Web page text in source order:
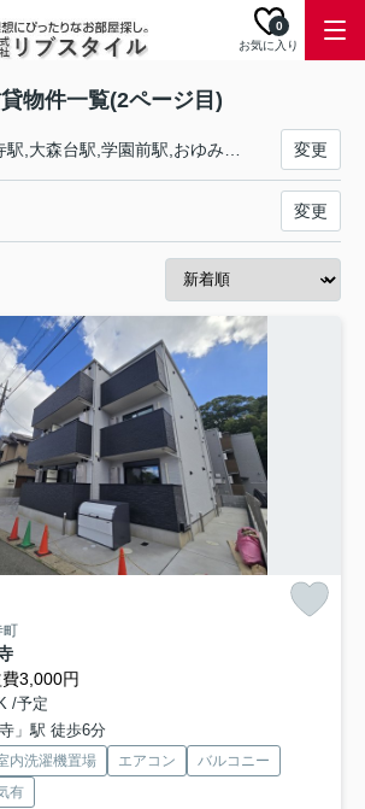
お気に入り
0
物件一覧(2ページ目)
変更
変更
町
3,000円
/予定
」駅 徒歩6分
内洗濯機置場 エアコン
バルコニー
有